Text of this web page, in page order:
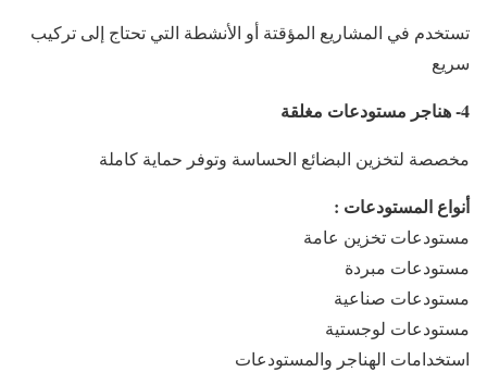
تستخدم في المشاريع المؤقتة أو الأنشطة التي تحتاج إلى تركيب
سريع
4- هناجر مستودعات مغلقة
مخصصة لتخزين البضائع الحساسة وتوفر حماية كاملة
أنواع المستودعات :
مستودعات تخزين عامة
مستودعات مبردة
مستودعات صناعية
مستودعات لوجستية
استخدامات الهناجر والمستودعات